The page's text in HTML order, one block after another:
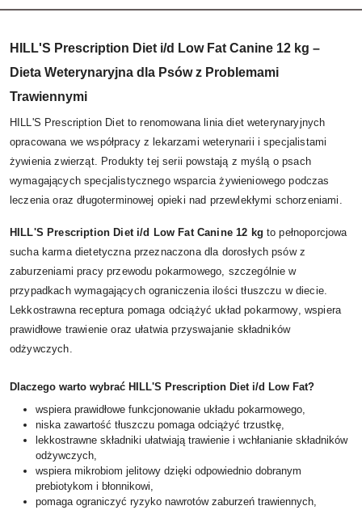
HILL'S Prescription Diet i/d Low Fat Canine 12 kg –
Dieta Weterynaryjna dla Psów z Problemami
Trawiennymi
HILL'S Prescription Diet to renomowana linia diet weterynaryjnych
opracowana we współpracy z lekarzami weterynarii i specjalistami
żywienia zwierząt. Produkty tej serii powstają z myślą o psach
wymagających specjalistycznego wsparcia żywieniowego podczas
leczenia oraz długoterminowej opieki nad przewlekłymi schorzeniami.
HILL'S Prescription Diet i/d Low Fat Canine 12 kg to pełnoporcjowa
sucha karma dietetyczna przeznaczona dla dorosłych psów z
zaburzeniami pracy przewodu pokarmowego, szczególnie w
przypadkach wymagających ograniczenia ilości tłuszczu w diecie.
Lekkostrawna receptura pomaga odciążyć układ pokarmowy, wspiera
prawidłowe trawienie oraz ułatwia przyswajanie składników
odżywczych.
Dlaczego warto wybrać HILL'S Prescription Diet i/d Low Fat?
wspiera prawidłowe funkcjonowanie układu pokarmowego,
niska zawartość tłuszczu pomaga odciążyć trzustkę,
lekkostrawne składniki ułatwiają trawienie i wchłanianie składników
odżywczych,
wspiera mikrobiom jelitowy dzięki odpowiednio dobranym
prebiotykom i błonnikowi,
pomaga ograniczyć ryzyko nawrotów zaburzeń trawiennych,